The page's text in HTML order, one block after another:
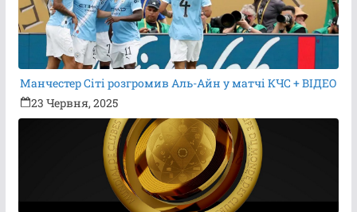
Манчестер Сіті розгромив Аль-Айн у матчі КЧС + ВІДЕО
23 Червня, 2025